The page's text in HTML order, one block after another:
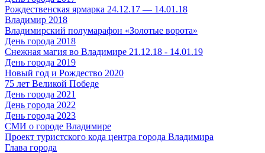
Рождественская ярмарка 24.12.17 — 14.01.18
Владимир 2018
Владимирский полумарафон «Золотые ворота»
День города 2018
Снежная магия во Владимире 21.12.18 - 14.01.19
День города 2019
Новый год и Рождество 2020
75 лет Великой Победе
День города 2021
День города 2022
День города 2023
СМИ о городе Владимире
Проект туристского кода центра города Владимира
Глава города